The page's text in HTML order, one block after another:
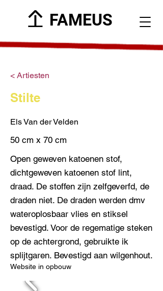
FAMEUS
< Artiesten
Stilte
Els Van der Velden
50 cm x 70 cm
Open geweven katoenen stof,
dichtgeweven katoenen stof lint,
draad. De stoffen zijn zelfgeverfd, de
draden niet. De draden werden dmv
wateroplosbaar vlies en stiksel
bevestigd. Voor de regematige steken
op de achtergrond, gebruikte ik
splijtgaren. Bevestigd aan wilgenhout.
Website in opbouw